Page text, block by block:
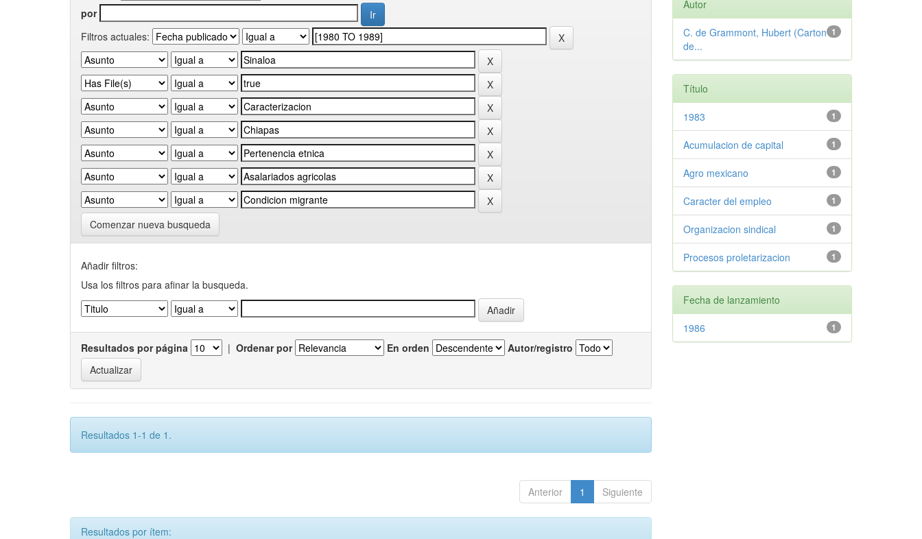
por
Filtros actuales:
Comenzar nueva busqueda
Añadir filtros:
Usa los filtros para afinar la busqueda.
Resultados por página | Ordenar por En orden Autor/registro
Resultados 1-1 de 1.
Anterior 1 Siguiente
Resultados por ítem:
Autor
1
C. de Grammont, Hubert (Carton
de...
Título
1
1983
1
Acumulacion de capital
1
Agro mexicano
1
Caracter del empleo
1
Organizacion sindical
1
Procesos proletarizacion
Fecha de lanzamiento
1
1986